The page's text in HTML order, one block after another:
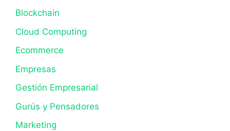
Blockchain
Cloud Computing
Ecommerce
Empresas
Gestión Empresarial
Gurús y Pensadores
Marketing